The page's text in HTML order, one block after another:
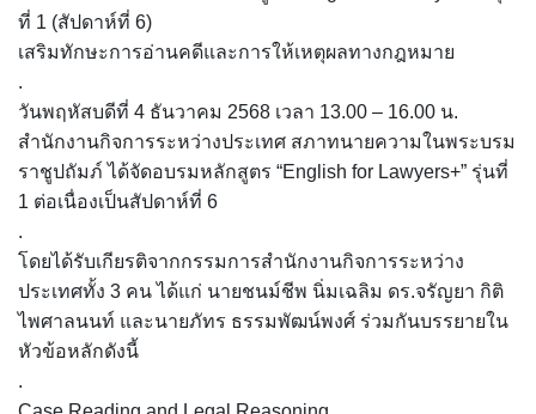
ที่ 1 (สัปดาห์ที่ 6)
เสริมทักษะการอ่านคดีและการให้เหตุผลทางกฎหมาย
.
วันพฤหัสบดีที่ 4 ธันวาคม 2568 เวลา 13.00 – 16.00 น.
สำนักงานกิจการระหว่างประเทศ สภาทนายความในพระบรม
ราชูปถัมภ์ ได้จัดอบรมหลักสูตร “English for Lawyers+” รุ่นที่
1 ต่อเนื่องเป็นสัปดาห์ที่ 6
.
โดยได้รับเกียรติจากกรรมการสำนักงานกิจการระหว่าง
ประเทศทั้ง 3 คน ได้แก่ นายชนม์ชีพ นิ่มเฉลิม ดร.จรัญยา กิติ
ไพศาลนนท์ และนายภัทร ธรรมพัฒน์พงศ์ ร่วมกันบรรยายใน
หัวข้อหลักดังนี้
.